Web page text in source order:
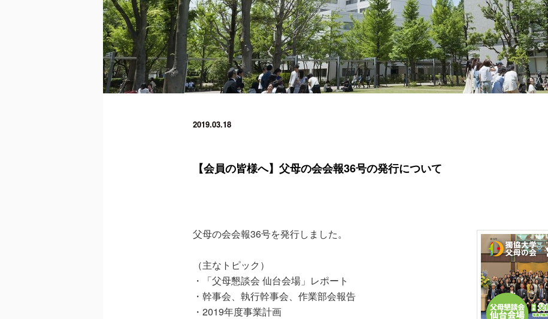
【会員の皆様へ】父母の会会報36号の発行について
2019.03.18
父母の会会報36号を発行しました。
（主なトピック）
・「父母懇談会 仙台会場」レポート
・幹事会、執行幹事会、作業部会報告
・2019年度事業計画